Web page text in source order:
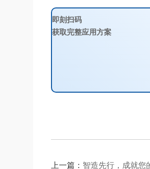
即刻扫码
获取完整应用方案
上一篇： 智造先行，成就您